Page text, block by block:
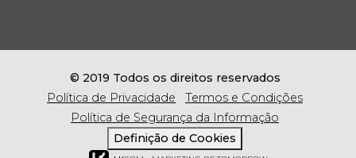
© 2019 Todos os direitos reservados
Política de Privacidade
Termos e Condições
Política de Segurança da Informação
Definição de Cookies